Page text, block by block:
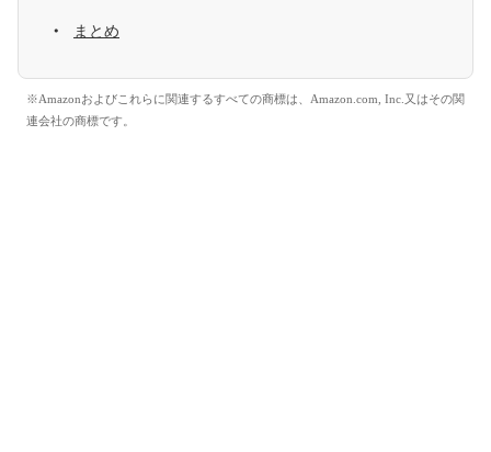
まとめ
※Amazonおよびこれらに関連するすべての商標は、Amazon.com, Inc.又はその関
連会社の商標です。